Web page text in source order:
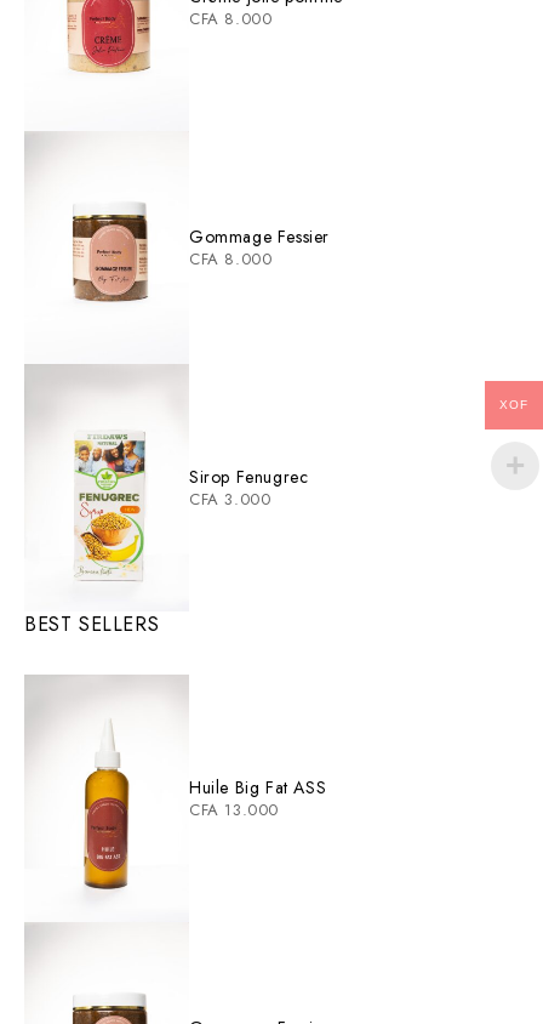
CFA 8.000
Gommage Fessier
CFA 8.000
Sirop Fenugrec
CFA 3.000
BEST SELLERS
Huile Big Fat ASS
CFA 13.000
XOF